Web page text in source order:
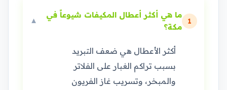
1
ما هي أكثر أعطال المكيفات شيوعاً في
مكة؟
▼
أكثر الأعطال هي ضعف التبريد
بسبب تراكم الغبار على الفلاتر
والمبخر، وتسريب غاز الفريون